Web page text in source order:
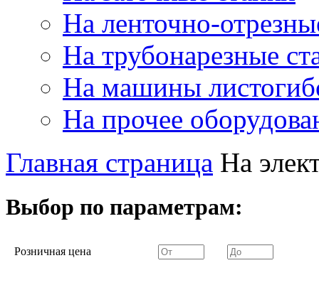
На ленточно-
На трубонарезные
На машины
На прочее
Главная страница На
Выбор по параметрам:
Розничная цена